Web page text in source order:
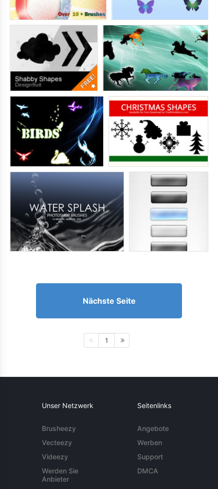
Nächste Seite
1
Unser Netzwerk
Brusheezy
Vecteezy
Videezy
Werden Sie
Anbieter
Seitenlinks
Angebote
Werben
Support
DMCA